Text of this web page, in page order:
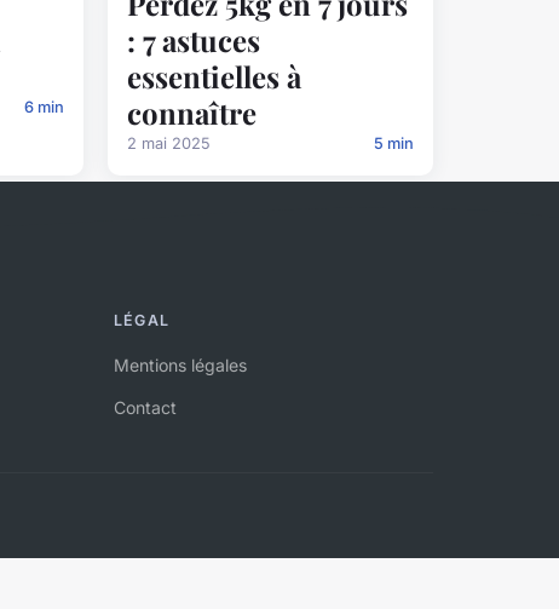
6 min
: 7 astuces
essentielles à
connaître
2 mai 2025 5 min
LÉGAL
Mentions légales
Contact